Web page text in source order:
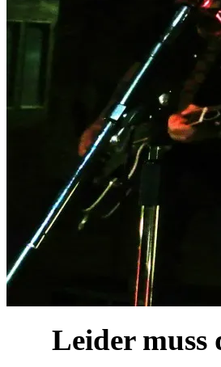
Leider muss